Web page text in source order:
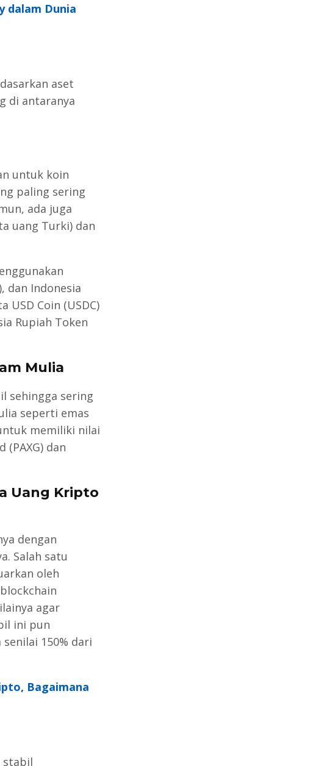
dalam Dunia
aset
di antaranya
untuk koin
paling sering
ada juga
uang Turki) dan
dan Indonesia
USD Coin (USDC)
Rupiah Token
Mulia
sehingga sering
seperti emas
memiliki nilai
(PAXG) dan
Uang Kripto
dengan
Salah satu
oleh
agar
ini pun
150% dari
Bagaimana
stabil